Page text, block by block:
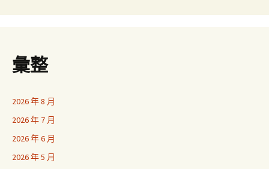
彙整
2026 年 8 月
2026 年 7 月
2026 年 6 月
2026 年 5 月